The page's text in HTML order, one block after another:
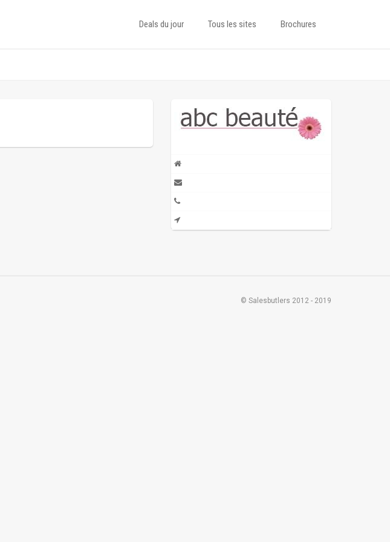
Deals du jour Tous les sites Brochures
© Salesbutlers 2012 - 2019